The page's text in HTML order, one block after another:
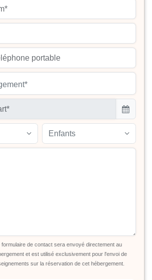
Enfants
formulaire de contact sera envoyé directement au
et est utilisé exclusivement pour l'envoi de
sur la réservation de cet hébergement.